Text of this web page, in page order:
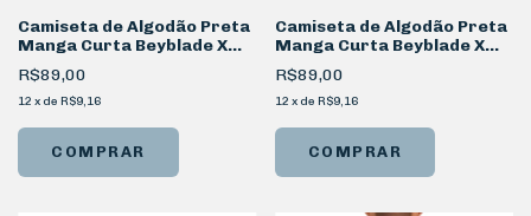
Camiseta de Algodão Preta
Manga Curta Beyblade X
Kanji
R$89,00
12 x de R$9,16
COMPRAR
Camiseta de Algodão Preta
Manga Curta Beyblade X
Xtreme
R$89,00
12 x de R$9,16
COMPRAR